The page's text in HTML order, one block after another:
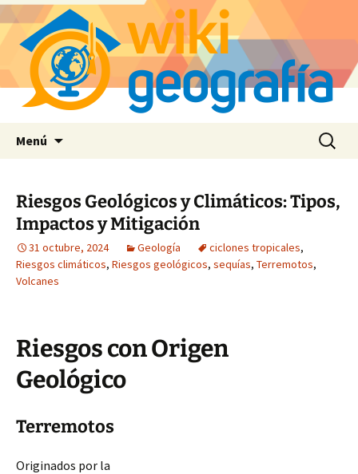
Menú Buscar:
Riesgos Geológicos y Climáticos: Tipos,
Impactos y Mitigación
31 octubre, 2024 Geología ciclones tropicales,
Riesgos climáticos, Riesgos geológicos, sequías, Terremotos,
Volcanes
Riesgos con Origen
Geológico
Terremotos
Originados por la